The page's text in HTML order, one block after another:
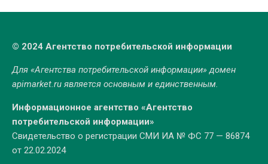
© 2024 Агентство потребительской информации
Для «Агентства потребительской информации» домен
apimarket.ruявляется основным и единственным.
Информационное агентство «Агентство
потребительской информации»
Свидетельство о регистрации СМИ ИА № ФС 77 — 86874
от 22.02.2024